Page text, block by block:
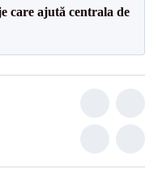
care ajută centrala de